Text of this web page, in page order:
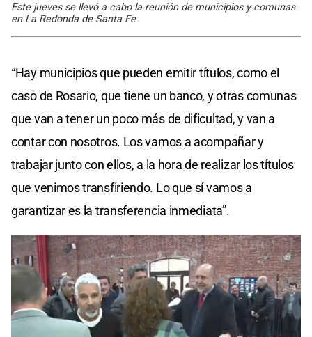
Este jueves se llevó a cabo la reunión de municipios y comunas
en La Redonda de Santa Fe
“Hay municipios que pueden emitir títulos, como el
caso de Rosario, que tiene un banco, y otras comunas
que van a tener un poco más de dificultad, y van a
contar con nosotros. Los vamos a acompañar y
trabajar junto con ellos, a la hora de realizar los títulos
que venimos transfiriendo. Lo que sí vamos a
garantizar es la transferencia inmediata”.